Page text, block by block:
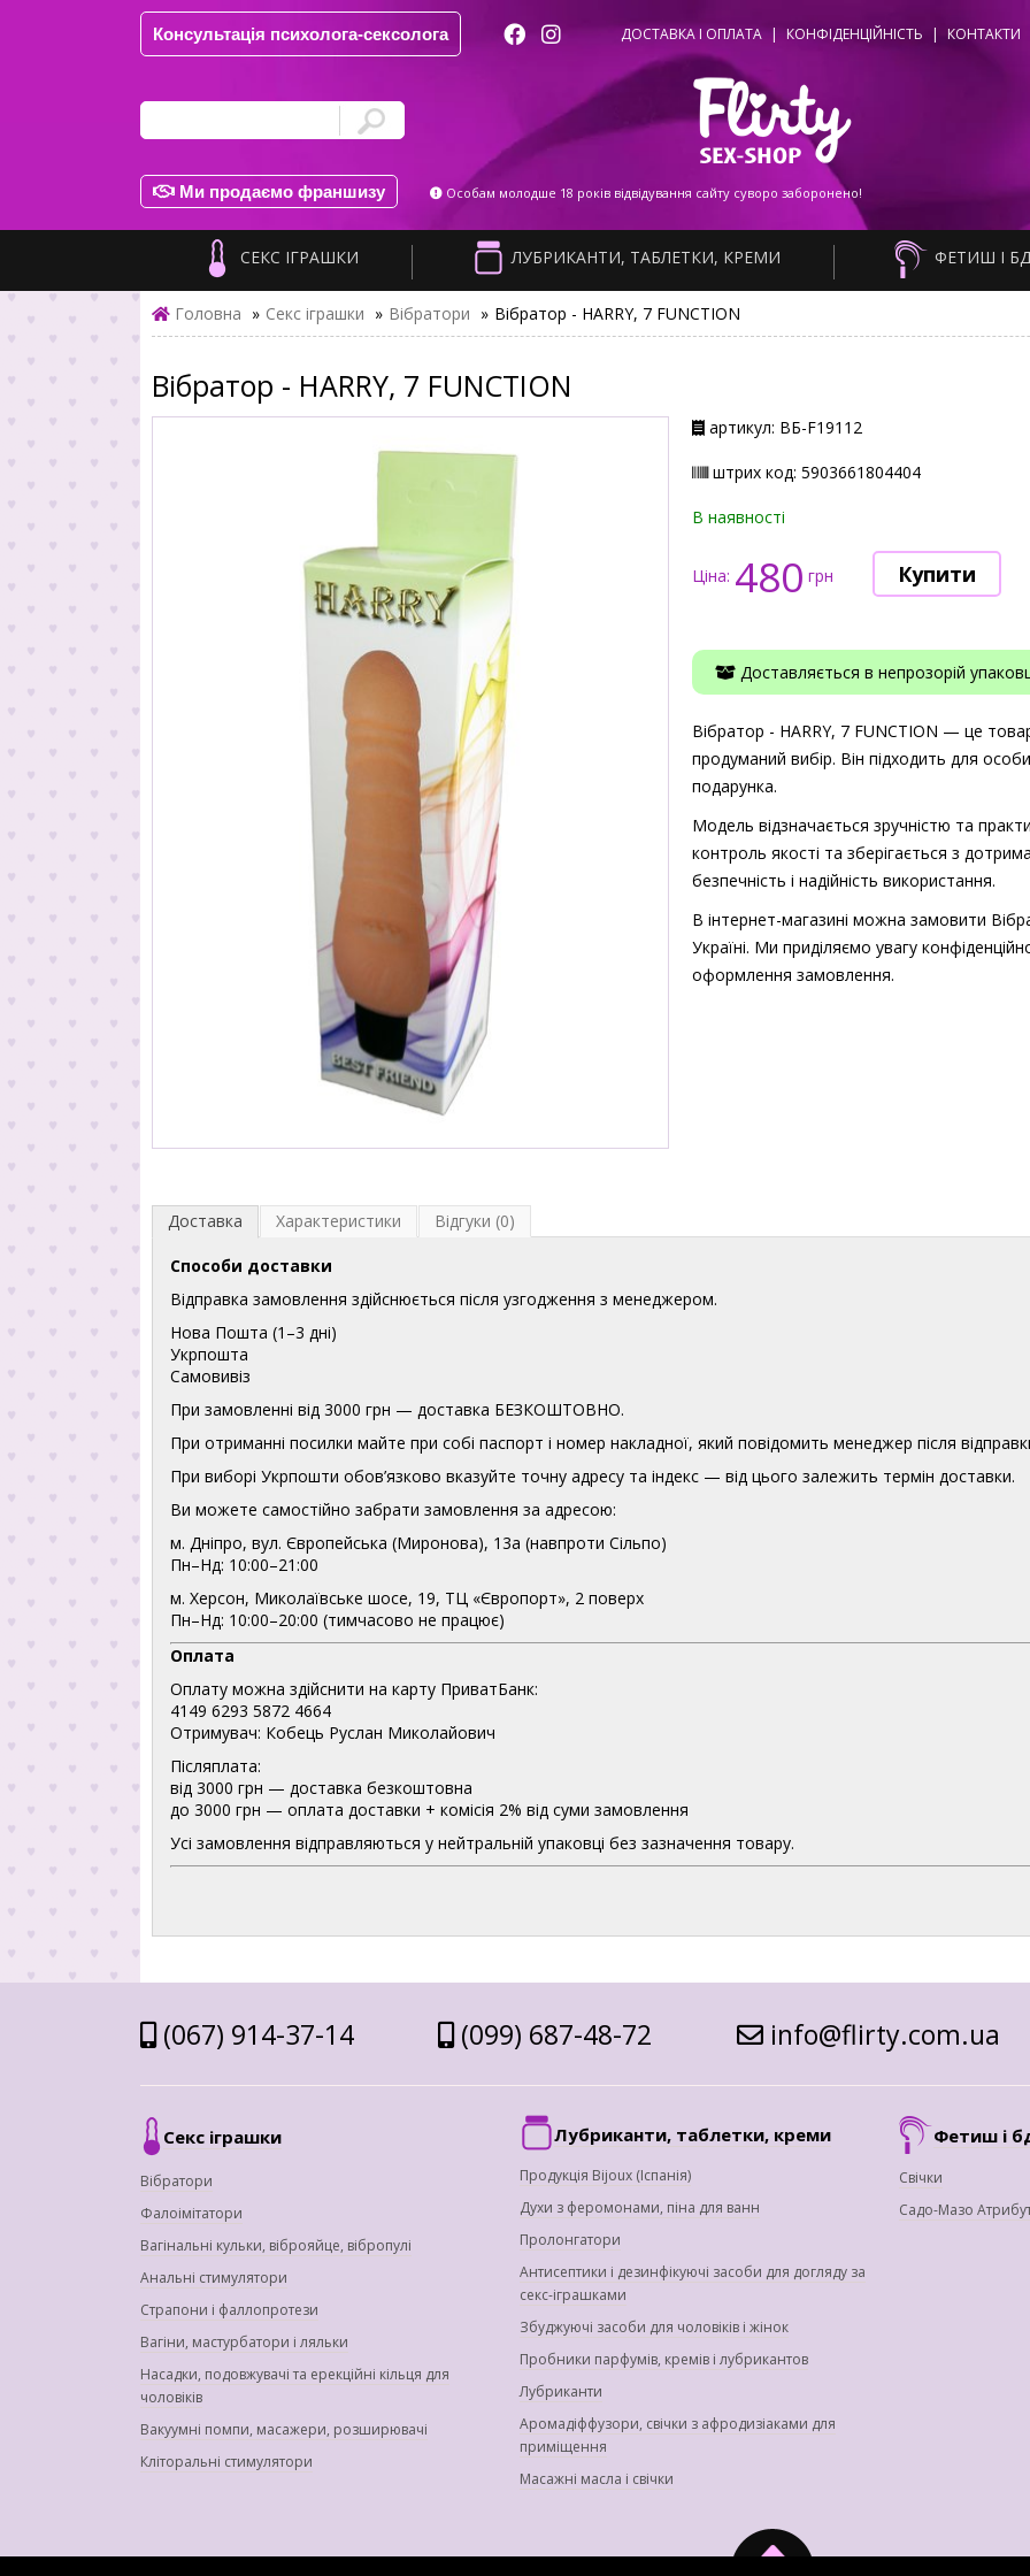
Консультація психолога-сексолога ДОСТАВКА І ОПЛАТА | КОНФІДЕНЦІЙНІСТЬ | КОНТАКТИ
Ми продаємо франшизу Особам молодше 18 років відвідування сайту суворо заборонено!
СЕКС ІГРАШКИ ЛУБРИКАНТИ, ТАБЛЕТКИ, КРЕМИ ФЕТИШ І
Головна » Секс іграшки » Вібратори » Вібратор - HARRY, 7 FUNCTION
Вібратор - HARRY, 7 FUNCTION
артикул: ВБ-F19112
штрих код: 5903661804404
В наявності
Ціна: 480 грн
Доставляється в непрозорій
Вібратор - HARRY, 7 FUNCTION — це
продуманий вибір. Він підходить для
подарунка.
Модель відзначається зручністю та
контроль якості та зберігається з
безпечність і надійність використання.
В інтернет-магазині можна замовити
Україні. Ми приділяємо увагу
оформлення замовлення.
Доставка Характеристики Відгуки (0)
Способи доставки
Відправка замовлення здійснюється після узгодження з менеджером.
Нова Пошта (1–3 дні)
Укрпошта
Самовивіз
При замовленні від 3000 грн — доставка БЕЗКОШТОВНО.
При отриманні посилки майте при собі паспорт і номер накладної, який повідомить менеджер після
При виборі Укрпошти обов’язково вказуйте точну адресу та індекс — від цього залежить термін доставки.
Ви можете самостійно забрати замовлення за адресою:
м. Дніпро, вул. Європейська (Миронова), 13а (навпроти Сільпо)
Пн–Нд: 10:00–21:00
м. Херсон, Миколаївське шосе, 19, ТЦ «Європорт», 2 поверх
Пн–Нд: 10:00–20:00 (тимчасово не працює)
Оплата
Оплату можна здійснити на карту ПриватБанк:
4149 6293 5872 4664
Отримувач: Кобець Руслан Миколайович
Післяплата:
від 3000 грн — доставка безкоштовна
до 3000 грн — оплата доставки + комісія 2% від суми замовлення
Усі замовлення відправляються у нейтральній упаковці без зазначення товару.
(067) 914-37-14 (099) 687-48-72 info@flirty.com.ua
Секс іграшки
Вібратори
Фалоімітатори
Вагінальні кульки, віброяйце, вібропулі
Анальні стимулятори
Страпони і фаллопротези
Вагіни, мастурбатори і ляльки
Насадки, подовжувачі та ерекційні кільця для
чоловіків
Вакуумні помпи, масажери, розширювачі
Кліторальні стимулятори
Лубриканти, таблетки, креми
Продукція Bijoux (Іспанія)
Духи з феромонами, піна для ванн
Пролонгатори
Антисептики і дезинфікуючі засоби для догляду за
секс-іграшками
Збуджуючі засоби для чоловіків і жінок
Пробники парфумів, кремів і лубрикантов
Лубриканти
Аромадіффузори, свічки з афродизіаками для
приміщення
Масажні масла і свічки
Фетиш і
Свічки
Садо-Мазо